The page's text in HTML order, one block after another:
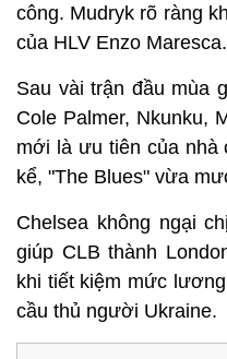
công. Mudryk rõ ràng
của HLV Enzo Maresca.
Sau vài trận đầu mùa
Cole Palmer, Nkunku,
mới là ưu tiên của nhà
kể, "The Blues" vừa
Chelsea không ngại
giúp CLB thành
khi tiết kiệm mức
cầu thủ người Ukraine.